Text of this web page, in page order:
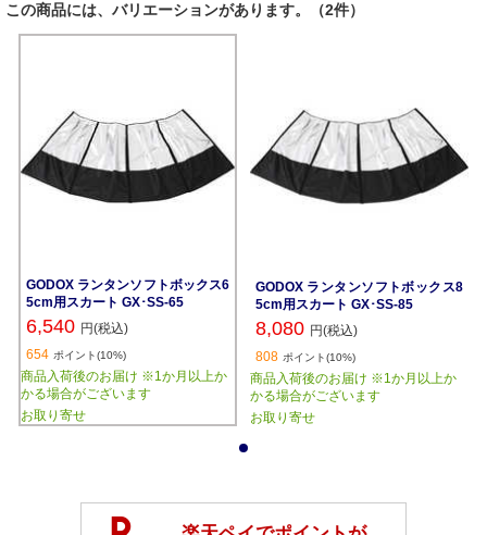
この商品には、バリエーションがあります。（2件）
GODOX ランタンソフトボックス6
5cm用スカート GX･SS-65
6,540 円(税込)
654 ポイント(10%)
商品入荷後のお届け ※1か月以上か
かる場合がございます
お取り寄せ
GODOX ランタンソフトボックス8
5cm用スカート GX･SS-85
8,080 円(税込)
808 ポイント(10%)
商品入荷後のお届け ※1か月以上か
かる場合がございます
お取り寄せ